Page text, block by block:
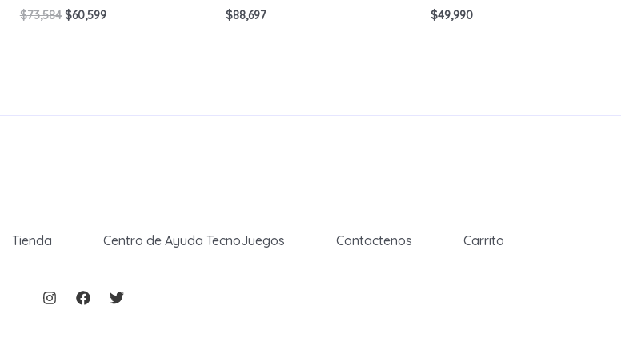
$73,584 El
$60,599El
$88,697 $49,990
Tienda Centro de Ayuda TecnoJuegos Contactenos Carrito